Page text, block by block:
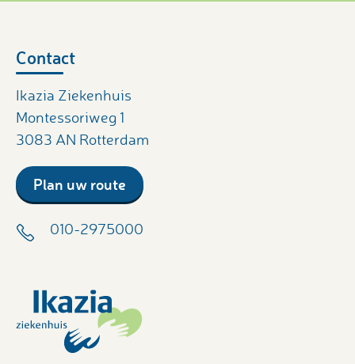
Contact
Ikazia Ziekenhuis
Montessoriweg 1
3083 AN Rotterdam
Plan uw route
010-2975000